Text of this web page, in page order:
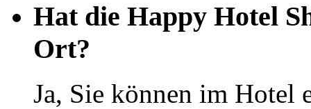
Hat die Happy Hotel
Ort?
Ja, Sie können im Hotel